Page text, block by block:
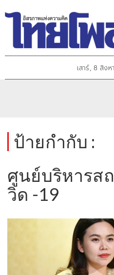
เสาร์, 8 สิง
ป้ายกำกับ :
ศูนย์บริหารส
วิด -19